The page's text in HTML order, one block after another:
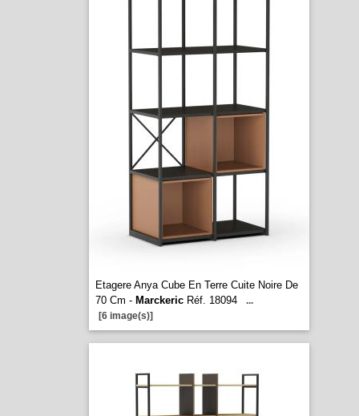
Etagere Anya Cube En Terre Cuite Noire De
70 Cm - MarckericRéf. 18094
...
[6 image(s)]